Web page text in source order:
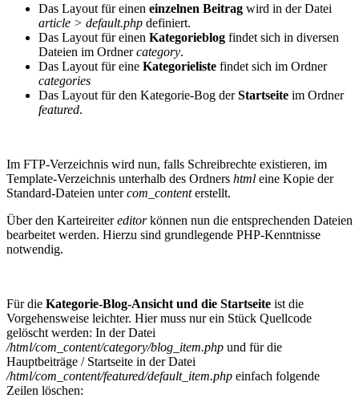
Das Layout für einen einzelnen Beitrag wird in der Datei
article > default.php definiert.
Das Layout für einen Kategorieblog findet sich in diversen
Dateien im Ordnercategory.
Das Layout für eine Kategorieliste findet sich im Ordner
categories
Das Layout für den Kategorie-Bog derStartseite im Ordner
featured.
Im FTP-Verzeichnis wird nun, falls Schreibrechte existieren, im
Template-Verzeichnis unterhalb des Ordners html eine Kopie der
Standard-Dateien untercom_contenterstellt.
Über den Karteireitereditorkönnen nun die entsprechenden Dateien
bearbeitet werden. Hierzu sind grundlegende PHP-Kenntnisse
notwendig.
Für die Kategorie-Blog-Ansicht und die Startseite ist die
Vorgehensweise leichter. Hier muss nur ein Stück Quellcode
gelöscht werden: In der Datei
/html/com_content/category/blog_item.php und für die
Hauptbeiträge / Startseite in der Datei
/html/com_content/featured/default_item.php einfach folgende
Zeilen löschen: